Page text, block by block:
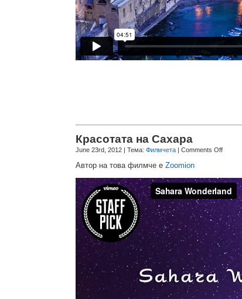
Красотата на Сахара
June 23rd, 2012 | Тема: Филмчета | Comments Off
Автор на това филмче е Zoomion